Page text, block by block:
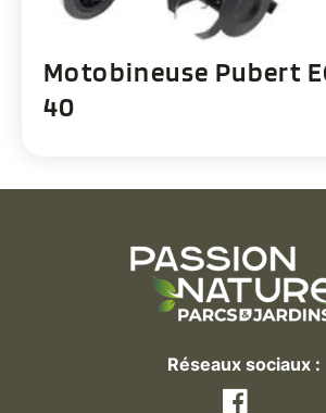
Motobineuse Pubert
40
Réseaux sociaux :